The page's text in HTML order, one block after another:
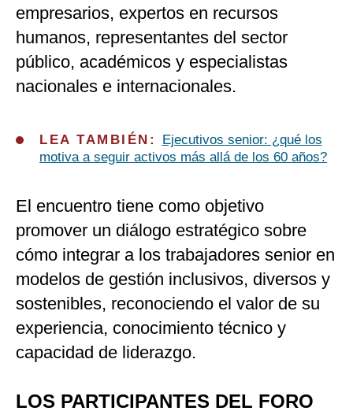
empresarios, expertos en recursos
humanos, representantes del sector
público, académicos y especialistas
nacionales e internacionales.
LEA TAMBIÉN:
Ejecutivos senior: ¿qué los
motiva a seguir activos más allá de los 60 años?
El encuentro tiene como objetivo
promover un diálogo estratégico sobre
cómo integrar a los trabajadores senior en
modelos de gestión inclusivos, diversos y
sostenibles, reconociendo el valor de su
experiencia, conocimiento técnico y
capacidad de liderazgo.
LOS PARTICIPANTES DEL FORO